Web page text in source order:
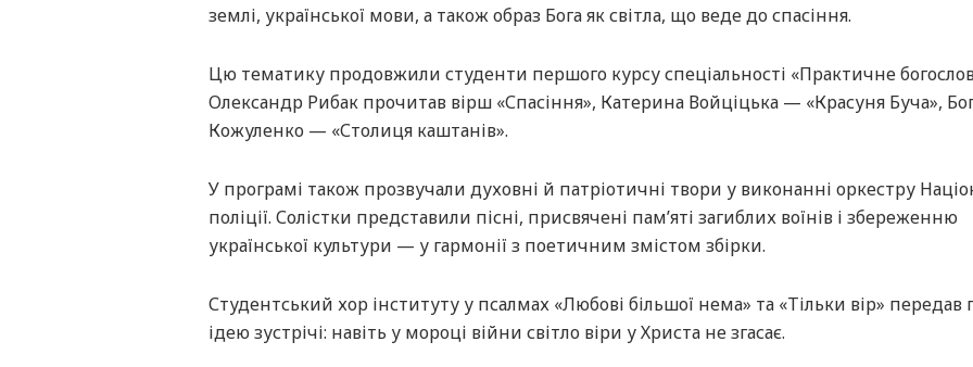
землі, української мови, а також образ Бога як світла, що веде до спасіння.
Цю тематику продовжили студенти першого курсу спеціальності «Практичне
Олександр Рибак прочитав вірш «Спасіння», Катерина Войціцька — «Красуня Буча»,
Кожуленко — «Столиця каштанів».
У програмі також прозвучали духовні й патріотичні твори у виконанні оркестру
поліції. Солістки представили пісні, присвячені пам’яті загиблих воїнів і збереженню
української культури — у гармонії з поетичним змістом збірки.
Студентський хор інституту у псалмах «Любові більшої нема» та «Тільки вір» передав
ідею зустрічі: навіть у мороці війни світло віри у Христа не згасає.